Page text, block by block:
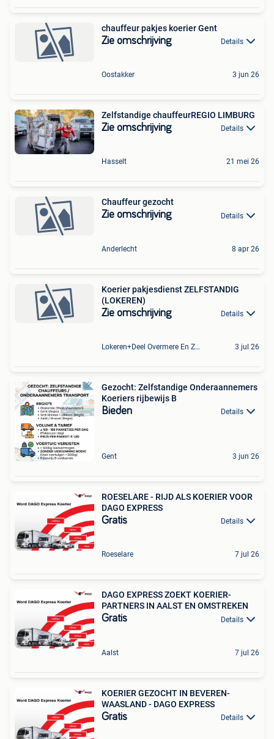
chauffeur pakjes koerier Gent
Zie omschrijving Details
Oostakker 3 jun 26
Zelfstandige chauffeurREGIO LIMBURG
Zie omschrijving Details
Hasselt 21 mei 26
Chauffeur gezocht
Zie omschrijving Details
Anderlecht 8 apr 26
Koerier pakjesdienst ZELFSTANDIG
(LOKEREN)
Zie omschrijving Details
Lokeren+Deel Overmere En Zele 3 jul 26
Gezocht: Zelfstandige Onderaannemers
Koeriers rijbewijs B
Bieden Details
Gent 3 jun 26
ROESELARE - RIJD ALS KOERIER VOOR
DAGO EXPRESS
Gratis Details
Roeselare 7 jul 26
DAGO EXPRESS ZOEKT KOERIER-
PARTNERS IN AALST EN OMSTREKEN
Gratis Details
Aalst 7 jul 26
KOERIER GEZOCHT IN BEVEREN-
WAASLAND - DAGO EXPRESS
Gratis Details